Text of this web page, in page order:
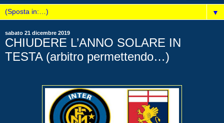
▼
sabato 21 dicembre 2019
CHIUDERE L’ANNO SOLARE IN
TESTA (arbitro permettendo…)